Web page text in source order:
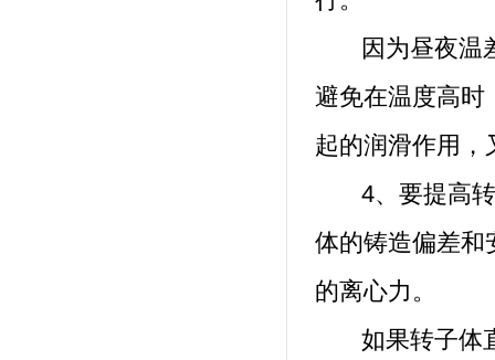
因为昼夜温差
避免在温度高时
起的润滑作用，
4、要提高转
体的铸造偏差和
的离心力。
如果转子体直